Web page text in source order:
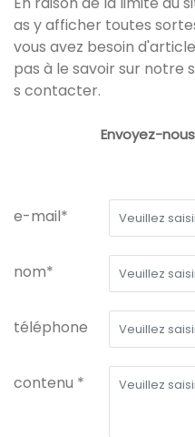
as y afficher toutes
vous avez besoin
pas à le savoir sur notre
s contacter.
Envoyez-
e-mail*
nom*
téléphone
contenu *